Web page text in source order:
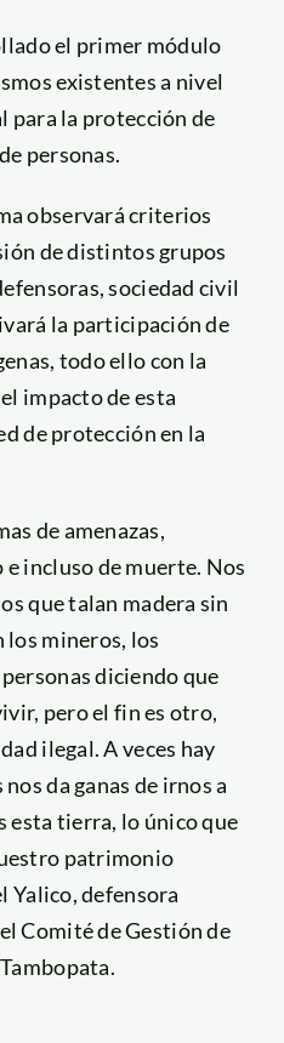
el primer módulo
existentes a nivel
para la protección de
personas.
observará criterios
de distintos grupos
sociedad civil
la participación de
todo ello con la
impacto de esta
de protección en la
de amenazas,
incluso de muerte. Nos
que talan madera sin
los mineros, los
diciendo que
pero el fin es otro,
ilegal. A veces hay
da ganas de irnos a
esta tierra, lo único que
patrimonio
Yalico, defensora
Comité de Gestión de